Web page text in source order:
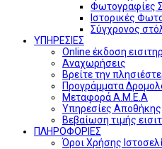
Φωτογραφίες
Ιστορικές
Σύγχρονος
ΥΠΗΡΕΣΙΕΣ
Online έκδοση
Αναχωρήσεις
Βρείτε την
Προγράμματα
Μεταφορά Α.Μ.Ε.Α
Υπηρεσίες Αποθήκης
Βεβαίωση τιμής
ΠΛΗΡΟΦΟΡΙΕΣ
Όροι Χρήσης